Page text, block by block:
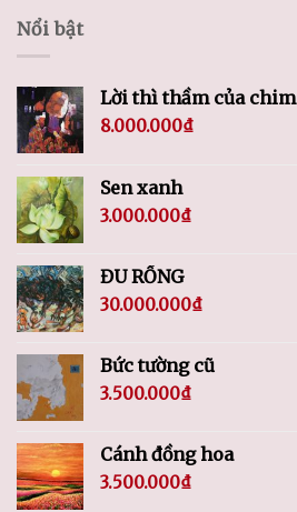
Nổi bật
Lời thì thầm của chim
8.000.000₫
Sen xanh
3.000.000₫
ĐU RỒNG
30.000.000₫
Bức tường cũ
3.500.000₫
Cánh đồng hoa
3.500.000₫